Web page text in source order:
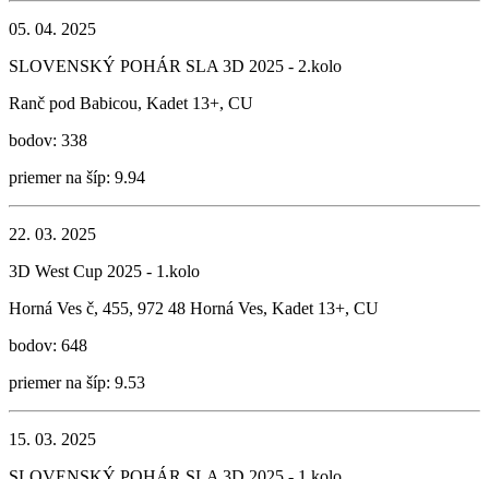
05. 04. 2025
SLOVENSKÝ POHÁR SLA 3D 2025 - 2.kolo
Ranč pod Babicou, Kadet 13+, CU
bodov: 338
priemer na šíp: 9.94
22. 03. 2025
3D West Cup 2025 - 1.kolo
Horná Ves č, 455, 972 48 Horná Ves, Kadet 13+, CU
bodov: 648
priemer na šíp: 9.53
15. 03. 2025